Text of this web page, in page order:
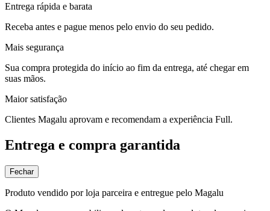
Entrega rápida e barata
Receba antes e pague menos pelo envio do seu pedido.
Mais segurança
Sua compra protegida do início ao fim da entrega, até chegar em
suas mãos.
Maior satisfação
Clientes Magalu aprovam e recomendam a experiência Full.
Entrega e compra garantida
Fechar
Produto vendido por loja parceira e entregue pelo Magalu